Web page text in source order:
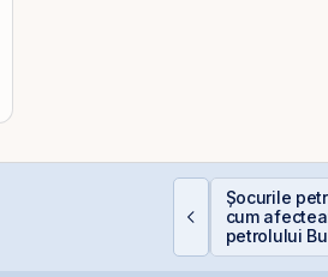
Șocurile
cum
petrolului
Valori